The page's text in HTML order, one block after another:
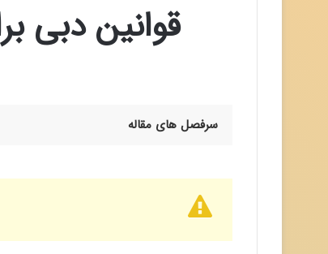
قوانین دبی
سرفصل های مقاله